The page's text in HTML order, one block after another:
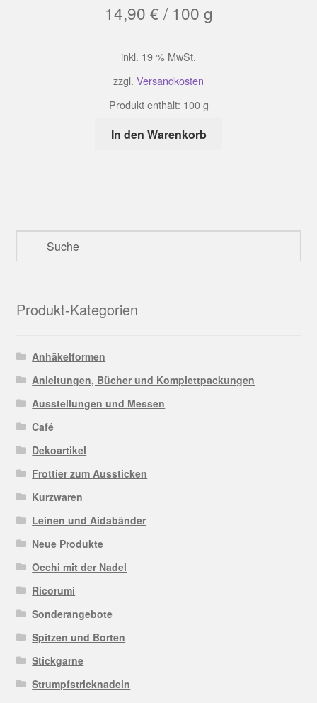
14,90 € / 100 g
inkl. 19 % MwSt.
zzgl. Versandkosten
Produkt enthält: 100g
In den Warenkorb
Produkt-Kategorien
Anhäkelformen
Anleitungen, Bücher und Komplettpackungen
Ausstellungen und Messen
Café
Dekoartikel
Frottier zum Aussticken
Kurzwaren
Leinen und Aidabänder
Neue Produkte
Occhi mit der Nadel
Ricorumi
Sonderangebote
Spitzen und Borten
Stickgarne
Strumpfstricknadeln